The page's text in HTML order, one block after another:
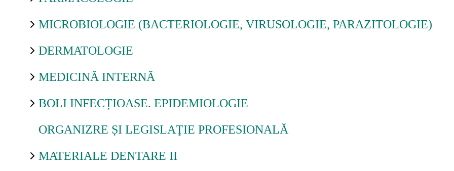
MICROBIOLOGIE (BACTERIOLOGIE, VIRUSOLOGIE, PARAZITOLOGIE)
DERMATOLOGIE
MEDICINĂ INTERNĂ
BOLI INFECȚIOASE. EPIDEMIOLOGIE
ORGANIZRE ȘI LEGISLAŢIE PROFESIONALĂ
MATERIALE DENTARE II